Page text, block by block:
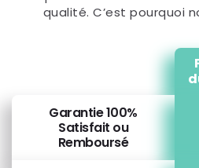
qualité. C’est pourquoi
Garantie 100%
Satisfait ou
Remboursé